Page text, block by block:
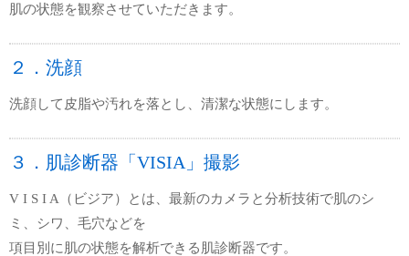
肌の状態を観察させていただきます。
２．洗顔
洗顔して皮脂や汚れを落とし、清潔な状態にします。
３．肌診断器「VISIA」撮影
V I S I A（ビジア）とは、最新のカメラと分析技術で肌のシ
ミ、シワ、毛穴などを
項目別に肌の状態を解析できる肌診断器です。